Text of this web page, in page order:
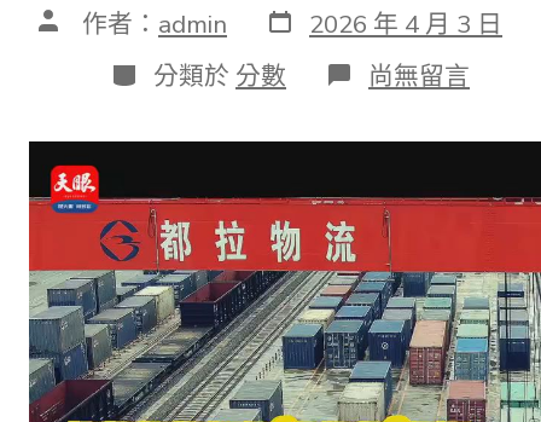
文 作者： admin 發
表
日
期
2026 年 4 月 3 日
分
類
分類於 分數 在
〈兩
時
·
我
們
的
殘
局
｜
把
“海
港”
尚無留言